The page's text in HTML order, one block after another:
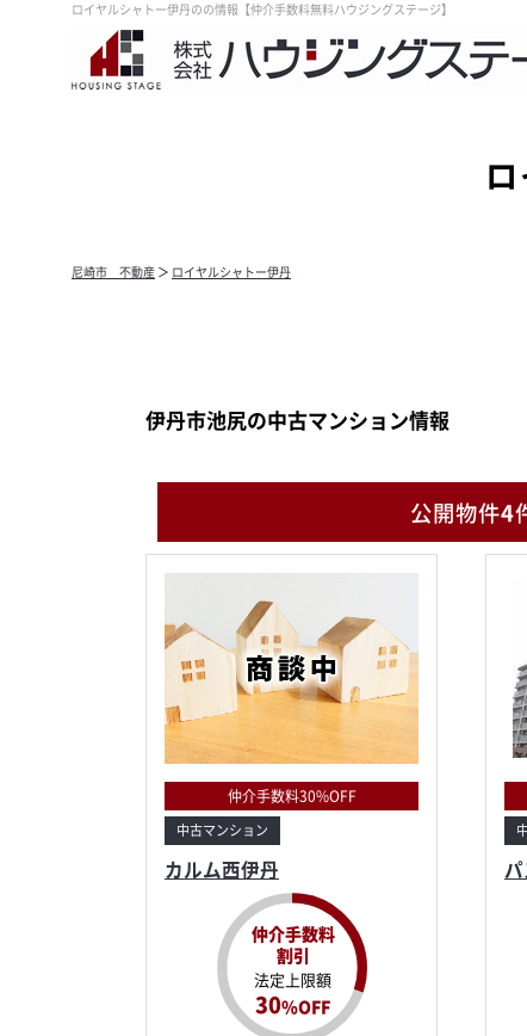
ロイヤルシャトー伊丹のの情報【仲介手数料無料ハウジングステージ】
尼崎市 不動産 ＞ ロイヤルシャトー伊丹
伊丹市池尻の中古マンション情報
公開物件4
仲介手数料30%OFF
中古マンション
カルム西伊丹
仲介手数料
割引
法定上限額
30%OFF